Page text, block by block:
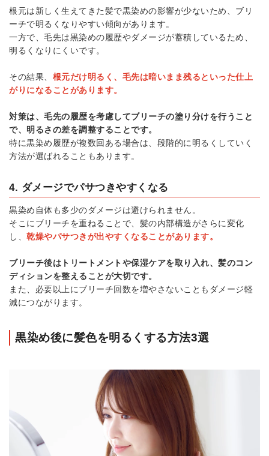
根元は新しく生えてきた髪で黒染めの影響が少ないため、ブリ
ーチで明るくなりやすい傾向があります。
一方で、毛先は黒染めの履歴やダメージが蓄積しているため、
明るくなりにくいです。
その結果、 根元だけ明るく、毛先は暗いまま残るといった仕上
がりになることがあります。
対策は、毛先の履歴を考慮してブリーチの塗り分けを行うこと
で、明るさの差を調整することです。
特に黒染め履歴が複数回ある場合は、段階的に明るくしていく
方法が選ばれることもあります。
4. ダメージでパサつきやすくなる
黒染め自体も多少のダメージは避けられません。
そこにブリーチを重ねることで、髪の内部構造がさらに変化
し、 乾燥やパサつきが出やすくなることがあります。
ブリーチ後はトリートメントや保湿ケアを取り入れ、髪のコン
ディションを整えることが大切です。
また、必要以上にブリーチ回数を増やさないこともダメージ軽
減につながります。
黒染め後に髪色を明るくする方法3選